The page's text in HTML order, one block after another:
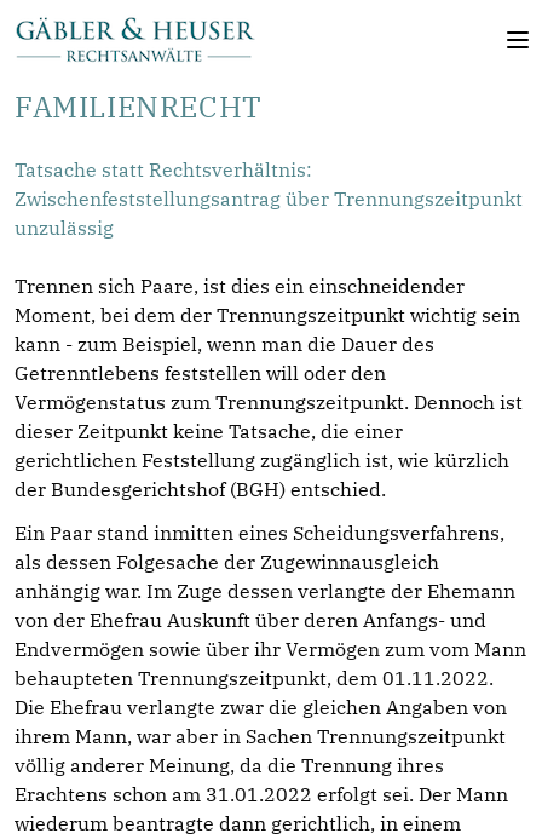
FAMILIENRECHT
Tatsache statt Rechtsverhältnis:
Zwischenfeststellungsantrag über Trennungszeitpunkt
unzulässig
Trennen sich Paare, ist dies ein einschneidender
Moment, bei dem der Trennungszeitpunkt wichtig sein
kann - zum Beispiel, wenn man die Dauer des
Getrenntlebens feststellen will oder den
Vermögenstatus zum Trennungszeitpunkt. Dennoch ist
dieser Zeitpunkt keine Tatsache, die einer
gerichtlichen Feststellung zugänglich ist, wie kürzlich
der Bundesgerichtshof (BGH) entschied.
Ein Paar stand inmitten eines Scheidungsverfahrens,
als dessen Folgesache der Zugewinnausgleich
anhängig war. Im Zuge dessen verlangte der Ehemann
von der Ehefrau Auskunft über deren Anfangs- und
Endvermögen sowie über ihr Vermögen zum vom Mann
behaupteten Trennungszeitpunkt, dem 01.11.2022.
Die Ehefrau verlangte zwar die gleichen Angaben von
ihrem Mann, war aber in Sachen Trennungszeitpunkt
völlig anderer Meinung, da die Trennung ihres
Erachtens schon am 31.01.2022 erfolgt sei. Der Mann
wiederum beantragte dann gerichtlich, in einem